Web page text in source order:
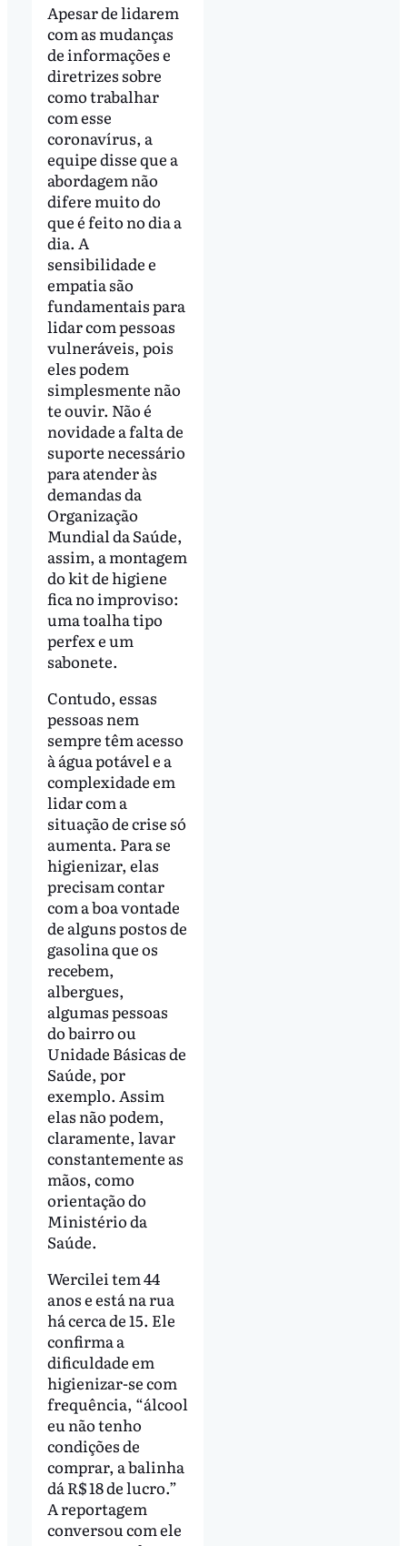
Apesar de lidarem
com as mudanças
de informações e
diretrizes sobre
como trabalhar
com esse
coronavírus, a
equipe disse que a
abordagem não
difere muito do
que é feito no dia a
dia. A
sensibilidade e
empatia são
fundamentais para
lidar com pessoas
vulneráveis, pois
eles podem
simplesmente não
te ouvir. Não é
novidade a falta de
suporte necessário
para atender às
demandas da
Organização
Mundial da Saúde,
assim, a montagem
do kit de higiene
fica no improviso:
uma toalha tipo
perfex e um
sabonete.
Contudo, essas
pessoas nem
sempre têm acesso
à água potável e a
complexidade em
lidar com a
situação de crise só
aumenta. Para se
higienizar, elas
precisam contar
com a boa vontade
de alguns postos de
gasolina que os
recebem,
albergues,
algumas pessoas
do bairro ou
Unidade Básicas de
Saúde, por
exemplo. Assim
elas não podem,
claramente, lavar
constantemente as
mãos, como
orientação do
Ministério da
Saúde.
Wercilei tem 44
anos e está na rua
há cerca de 15. Ele
confirma a
dificuldade em
higienizar-se com
frequência, “álcool
eu não tenho
condições de
comprar, a balinha
dá R$ 18 de lucro.”
A reportagem
conversou com ele